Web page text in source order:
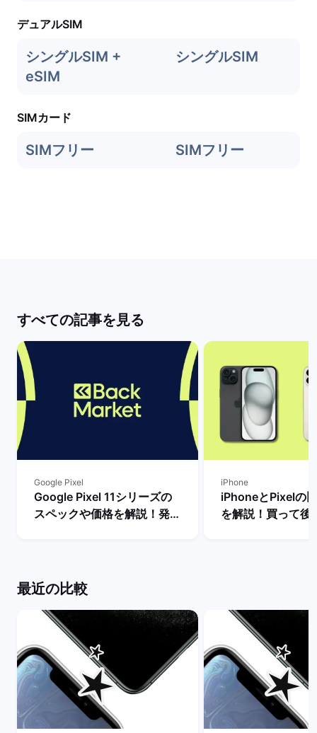
デュアルSIM
シングルSIM +
eSIM
シングルSIM
SIMカード
SIMフリー SIMフリー
すべての記事を見る
Google Pixel
Google Pixel 11シリーズの
スペックや価格を解説！発売
iPhone
iPhoneとPixelの
を解説！買って後
最近の比較